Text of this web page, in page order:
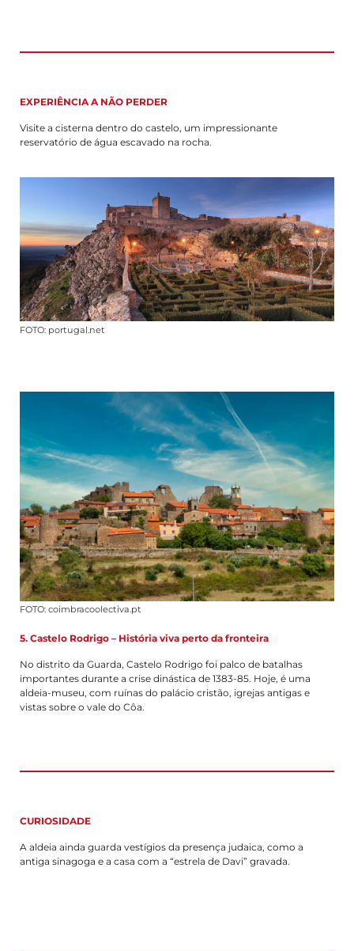
FOTO: portugal.net
EXPERIÊNCIA A NÃO PERDER
Visite a cisterna dentro do castelo, um impressionante
reservatório de água escavado na rocha.
5. Castelo Rodrigo – História viva perto da fronteira
No distrito da Guarda, Castelo Rodrigo foi palco de batalhas
importantes durante a crise dinástica de 1383-85. Hoje, é uma
aldeia-museu, com ruínas do palácio cristão, igrejas antigas e
vistas sobre o vale do Côa.
CURIOSIDADE
A aldeia ainda guarda vestígios da presença judaica, como a
antiga sinagoga e a casa com a “estrela de Davi” gravada.
FOTO: coimbracoolectiva.pt